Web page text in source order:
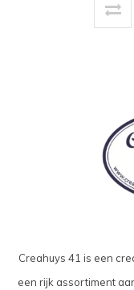
Creahuys 41 is een
een rijk assortiment